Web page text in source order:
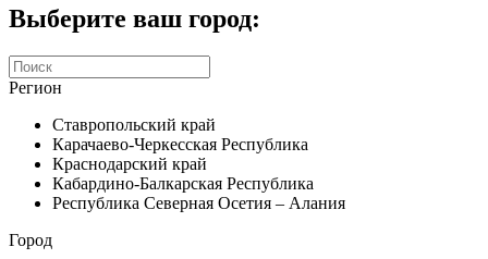
Выберите ваш город:
Регион
Ставропольский край
Карачаево-Черкесская Республика
Краснодарский край
Кабардино-Балкарская Республика
Республика Северная Осетия – Алания
Город